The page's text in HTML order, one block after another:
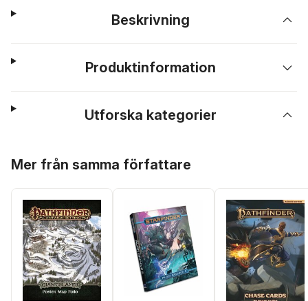
Beskrivning
Produktinformation
Utforska kategorier
Mer från samma författare